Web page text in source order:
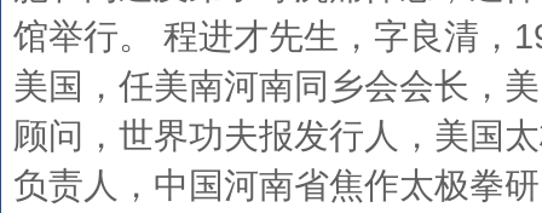
馆举行。 程进才先生，字良清，
美国，任美南河南同乡会会长，
顾问，世界功夫报发行人，美国
负责人，中国河南省焦作太极拳